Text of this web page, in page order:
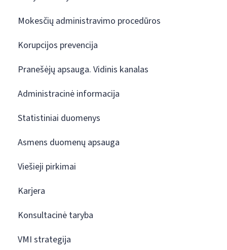
Mokesčių administravimo procedūros
Korupcijos prevencija
Pranešėjų apsauga. Vidinis kanalas
Administracinė informacija
Statistiniai duomenys
Asmens duomenų apsauga
Viešieji pirkimai
Karjera
Konsultacinė taryba
VMI strategija